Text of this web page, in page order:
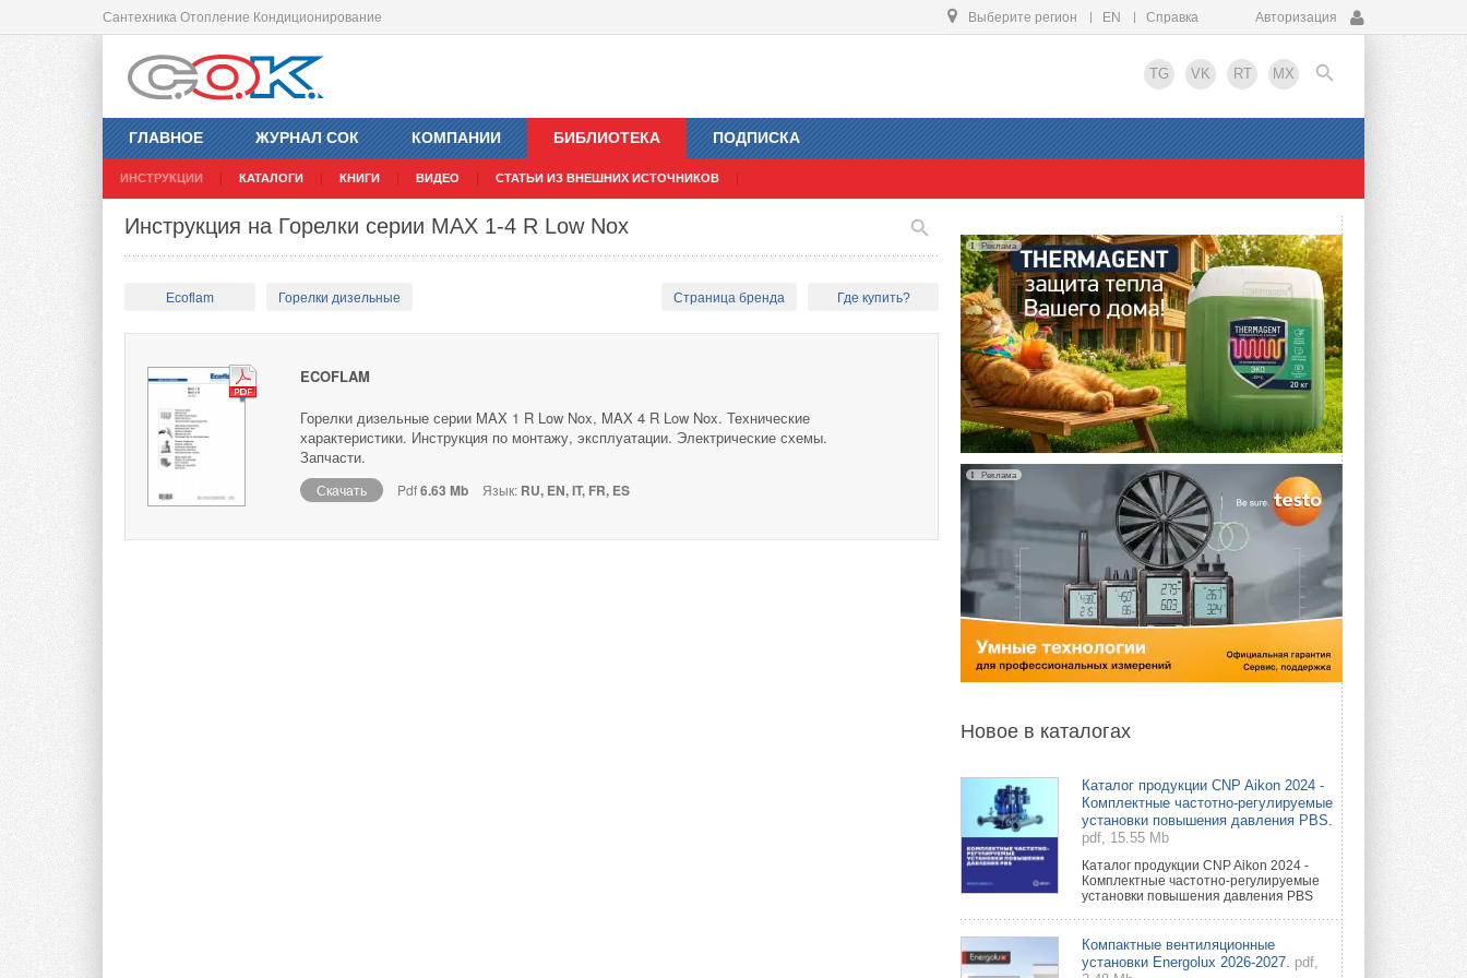
Сантехника Отопление Кондиционирование Выберите регион EN Справка Авторизация
TG VK RT MX
ГЛАВНОЕ ЖУРНАЛ СОК КОМПАНИИ БИБЛИОТЕКА
ИНСТРУКЦИИ КАТАЛОГИ КНИГИ ВИДЕО СТАТЬИ ИЗ ВНЕШНИХ ИСТОЧНИКОВ
ПОДПИСКА
EN
Инструкция на Горелки серии MAX 1-4 R Low Nox
Ecoflam Горелки дизельные Страница бренда Где купить?
ECOFLAM
Горелки дизельные серии MAX 1 R Low Nox, MAX 4 R Low Nox. Технические
характеристики. Инструкция по монтажу, эксплуатации. Электрические схемы.
Запчасти.
Скачать Pdf6.63 Mb Язык: RU, EN, IT, FR, ES
Реклама
Реклама
Новое в каталогах
Каталог продукции CNP Aikon 2024 -
Комплектные частотно-регулируемые
установки повышения давления PBS.
pdf, 15.55 Mb
Каталог продукции CNP Aikon 2024 -
Комплектные частотно-регулируемые
установки повышения давления PBS
Компактные вентиляционные
установки Energolux 2026-2027. pdf,